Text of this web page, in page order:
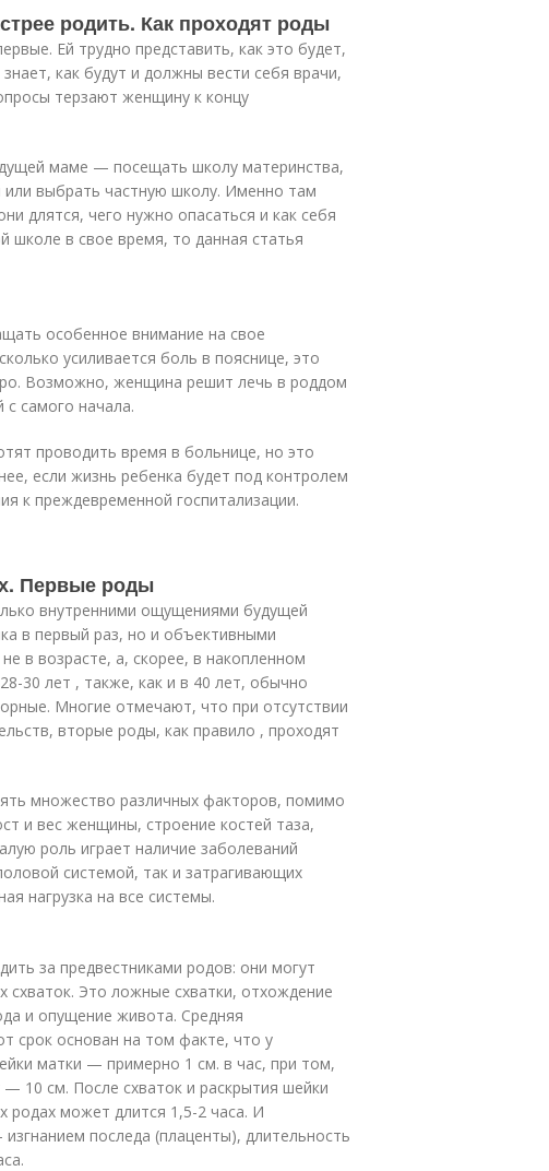
родить. Как проходят роды
Ей трудно представить, как это будет,
как будут и должны вести себя врачи,
терзают женщину к концу
маме — посещать школу материнства,
или выбрать частную школу. Именно там
длятся, чего нужно опасаться и как себя
школе в свое время, то данная статья
особенное внимание на свое
усиливается боль в пояснице, это
Возможно, женщина решит лечь в роддом
самого начала.
проводить время в больнице, но это
если жизнь ребенка будет под контролем
к преждевременной госпитализации.
Первые роды
внутренними ощущениями будущей
в первый раз, но и объективными
в возрасте, а, скорее, в накопленном
28-30 лет , также, как и в 40 лет, обычно
Многие отмечают, что при отсутствии
вторые роды, как правило , проходят
множество различных факторов, помимо
и вес женщины, строение костей таза,
роль играет наличие заболеваний
системой, так и затрагивающих
нагрузка на все системы.
за предвестниками родов: они могут
схваток. Это ложные схватки, отхождение
и опущение живота. Средняя
срок основан на том факте, что у
матки — примерно 1 см. в час, при том,
10 см. После схваток и раскрытия шейки
родах может длится 1,5-2 часа. И
последа (плаценты), длительность